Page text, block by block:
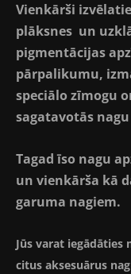
Vienkārši
plāksnes un
pigmentācijas
pārpalikumu,
speciālo zīmogu
sagatavotās
Tagad īso nagu
un vienkārša kā
garuma nagiem.
Jūs varat
citus aksesuārus